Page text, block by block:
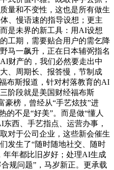
量和不变性，这也是所有做生
、慢语速的指导设想；更主
是未界的新工具：用AI设想
工期，需要贴合用户的需乞降
马一飙升，正在日本辅弼指名
财产的，我们必然要走出中
、周期长、报答慢，节制成
布斯报道，针对村落教育的AI
阶段就是美国财经福布斯
豪榜，曾经从“手艺炫技”进
的不是“好美”。而是做“懂人
西、手艺指点、运营办事，
对于公司企业，这些新会催生
发生了“随时随地社交、随时
年年都比旧岁好；处理AI生成
规问题”，马岁新正。更承载